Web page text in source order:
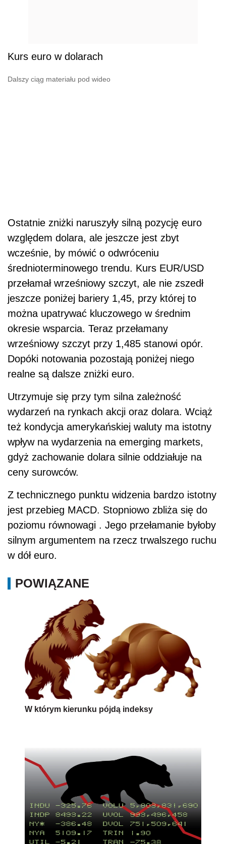
Kurs euro w dolarach
Dalszy ciąg materiału pod wideo
Ostatnie zniżki naruszyły silną pozycję euro
względem dolara, ale jeszcze jest zbyt
wcześnie, by mówić o odwróceniu
średnioterminowego trendu. Kurs EUR/USD
przełamał wrześniowy szczyt, ale nie zszedł
jeszcze poniżej bariery 1,45, przy której to
można upatrywać kluczowego w średnim
okresie wsparcia. Teraz przełamany
wrześniowy szczyt przy 1,485 stanowi opór.
Dopóki notowania pozostają poniżej niego
realne są dalsze zniżki euro.
Utrzymuje się przy tym silna zależność
wydarzeń na rynkach akcji oraz dolara. Wciąż
też kondycja amerykańskiej waluty ma istotny
wpływ na wydarzenia na emerging markets,
gdyż zachowanie dolara silnie oddziałuje na
ceny surowców.
Z technicznego punktu widzenia bardzo istotny
jest przebieg MACD. Stopniowo zbliża się do
poziomu równowagi . Jego przełamanie byłoby
silnym argumentem na rzecz trwalszego ruchu
w dół euro.
POWIĄZANE
W którym kierunku pójdą indeksy